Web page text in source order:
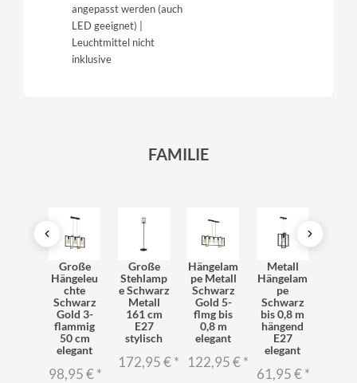
angepasst werden (auch
LED geeignet) |
Leuchtmittel nicht
inklusive
FAMILIE
Große
Hängeleu
chte
Schwarz
Gold 3-
flammig
50 cm
elegant
98,95 €*
Große
Stehlamp
e Schwarz
Metall
161 cm
E27
stylisch
172,95 €*
Hängelam
pe Metall
Schwarz
Gold 5-
flmg bis
0,8 m
elegant
122,95 €*
Metall
Hängelam
pe
Schwarz
bis 0,8 m
hängend
E27
elegant
61,95 €*